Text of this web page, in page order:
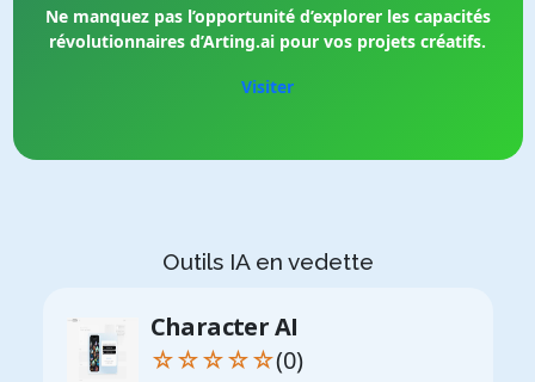
Ne manquez pas l’opportunité d’explorer les capacités
révolutionnaires d’Arting.ai pour vos projets créatifs.
Visiter
Outils IA en vedette
Character AI
☆☆☆☆☆(0)